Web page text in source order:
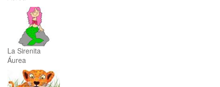
La Sirenita
Áurea